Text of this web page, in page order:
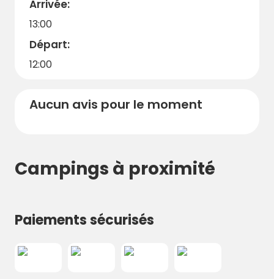
Arrivée:
13:00
Départ:
12:00
Aucun avis pour le moment
Campings à proximité
Paiements sécurisés